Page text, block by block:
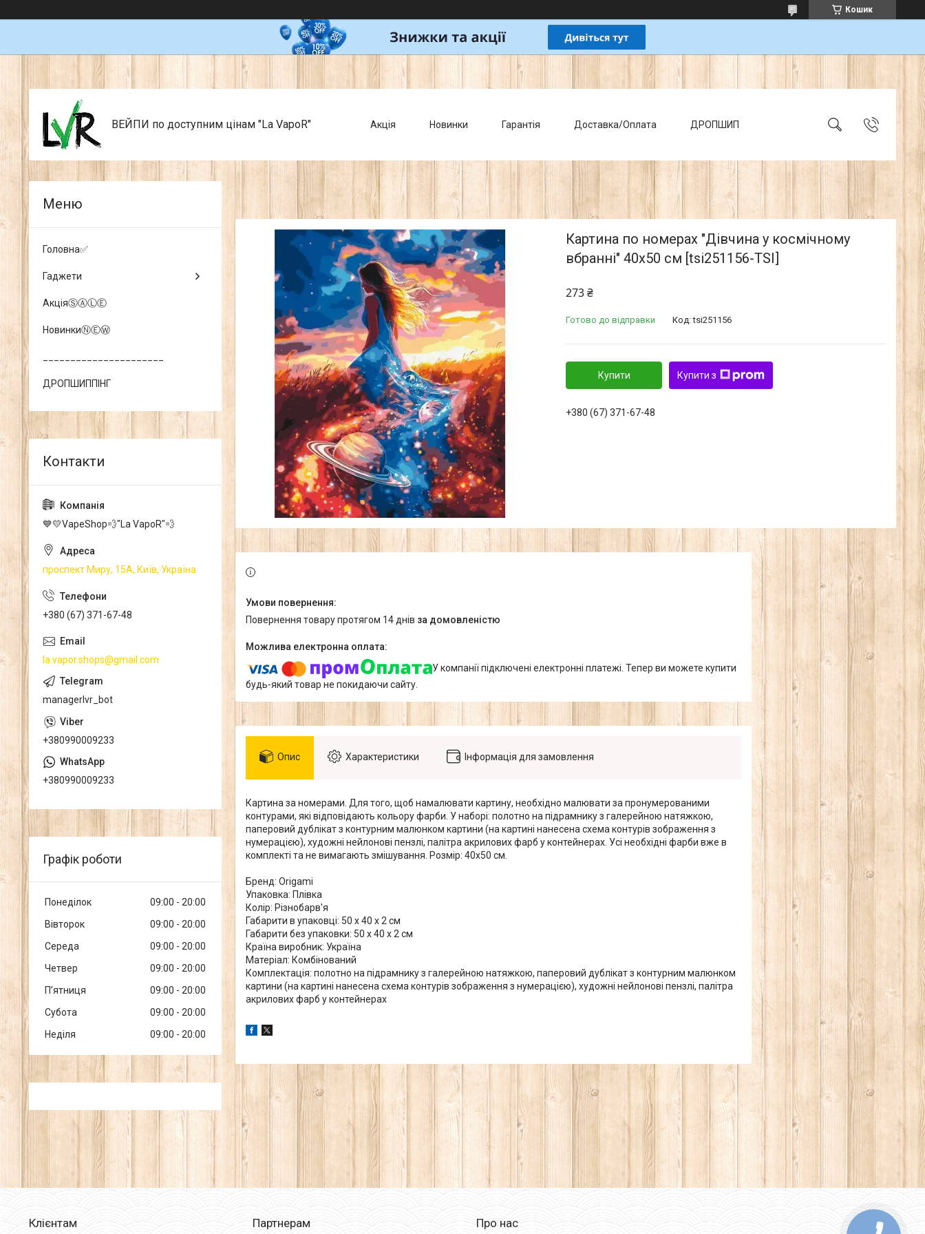
Кошик
ВЕЙПИ по доступним цінам "La VapoR" Акція Новинки Гарантія Доставка/Оплата ДРОПШИП
Картина по номерах "Дівчина у космічному
вбранні" 40х50 см [tsi251156-TSI]
273 ₴
Готово до відправки Код:tsi251156
Купити Купити з
+380 (67) 371-67-48
повернення товару протягом 14 днів за домовленістю
У компанії підключені електронні платежі. Тепер ви можете купити
будь-який товар не покидаючи сайту.
Опис Характеристики Інформація для замовлення
Картина за номерами. Для того, щоб намалювати картину, необхідно малювати за пронумерованими
контурами, які відповідають кольору фарби. У наборі: полотно на підрамнику з галерейною натяжкою,
паперовий дублікат з контурним малюнком картини (на картині нанесена схема контурів зображення з
нумерацією), художні нейлонові пензлі, палітра акрилових фарб у контейнерах. Усі необхідні фарби вже в
комплекті та не вимагають змішування. Розмір: 40х50 см.
Бренд: Origami
Упаковка: Плівка
Колір: Різнобарв'я
Габарити в упаковці: 50 x 40 x 2 см
Габарити без упаковки: 50 x 40 x 2 см
Країна виробник: Україна
Матеріал: Комбінований
Комплектація: полотно на підрамнику з галерейною натяжкою, паперовий дублікат з контурним малюнком
картини (на картині нанесена схема контурів зображення з нумерацією), художні нейлонові пензлі, палітра
акрилових фарб у контейнерах
Головна✅
Гаджети
АкціяⓈⒶⓁⒺ
НовинкиⓃⒺⓌ
ДРОПШИППІНГ
💙💛VapeShop💨"La VapoR"💨
проспект Миру, 15А, Київ, Україна
+380 (67) 371-67-48
la.vapor.shops@gmail.com
managerlvr_bot
+380990009233
+380990009233
Графік роботи
Понеділок 09:00
20:00
Вівторок
09:00
20:00
Середа
09:00
20:00
Четвер
09:00
20:00
Пʼятниця
09:00
20:00
Субота
09:00
20:00
Неділя
09:00 20:00
Клієнтам Партнерам Про нас